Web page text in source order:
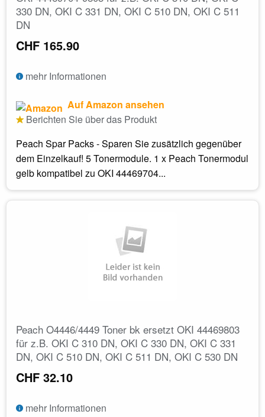
330 DN, OKI C 331 DN, OKI C 510 DN, OKI C 511
DN
CHF 165.90
mehr Informationen
Auf Amazon ansehen
Berichten Sie über das Produkt
Peach Spar Packs - Sparen Sie zusätzlich gegenüber
dem Einzelkauf! 5 Tonermodule. 1 x Peach Tonermodul
gelb kompatibel zu OKI 44469704...
Peach O4446/4449 Toner bk ersetzt OKI 44469803
für z.B. OKI C 310 DN, OKI C 330 DN, OKI C 331
DN, OKI C 510 DN, OKI C 511 DN, OKI C 530 DN
CHF 32.10
mehr Informationen